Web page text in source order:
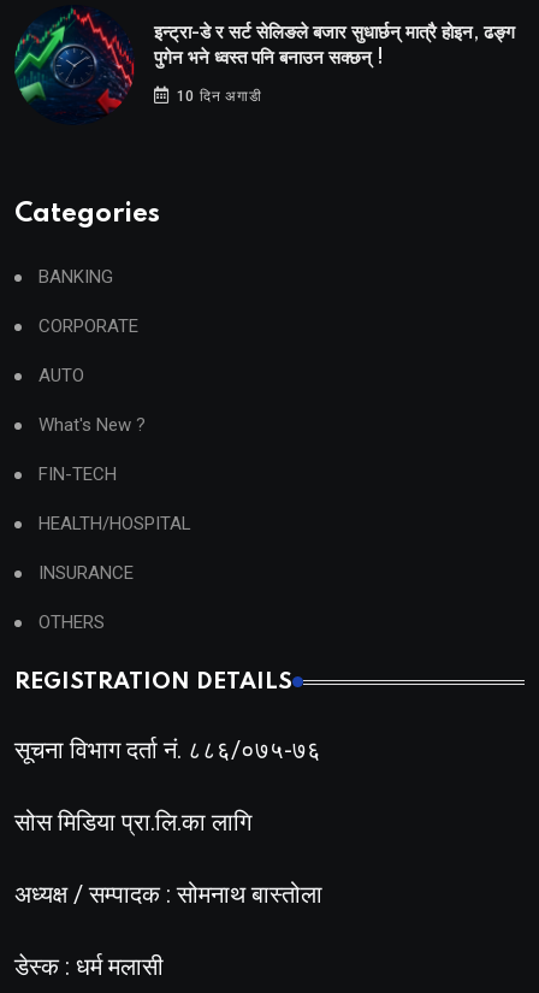
इन्ट्रा-डे र सर्ट सेलिङले बजार सुधार्छन् मात्रै होइन, ढङ्ग
पुगेन भने ध्वस्त पनि बनाउन सक्छन् !
10 दिन अगाडी
Categories
BANKING
CORPORATE
AUTO
What's New ?
FIN-TECH
HEALTH/HOSPITAL
INSURANCE
OTHERS
REGISTRATION DETAILS
सूचना विभाग दर्ता नं. ८८६/०७५-७६
सोस मिडिया प्रा.लि.का लागि
अध्यक्ष / सम्पादक : सोमनाथ बास्तोला
डेस्क : धर्म मलासी